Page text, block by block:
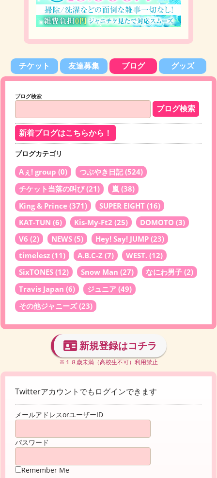
チケット 友達募集 ブログ グッズ
ブログ検索
新着ブログはこちらから！
ブログカテゴリ
Aぇ! group (0) つぶやき日記(524)
チケット当落の叫び(21) 嵐 (38)
King & Prince (371) SUPER EIGHT (16)
KAT-TUN (6) Kis-My-Ft2 (25) DOMOTO (3)
V6 (2) NEWS (5) Hey! Say! JUMP (23)
timelesz (11) A.B.C-Z (7) WEST. (12)
SixTONES (12) Snow Man (27) なにわ男子 (2)
Travis Japan (6) ジュニア (49)
その他ジャニーズ(23)
新規登録はコチラ
※１８歳未満（高校生不可）利用禁止
Twitterアカウントでもログインできます
メールアドレスorユーザーID
パスワード
Remember Me